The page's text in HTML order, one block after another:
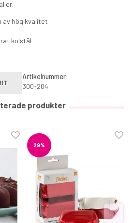
av hög kvalitet
kolstål
Artikelnummer:
300-204
produkter
29%